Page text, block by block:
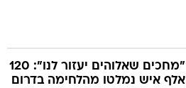
"מחכים שאלוהים יעזור לנו": 120
אלף איש נמלטו מהלחימה בדרום